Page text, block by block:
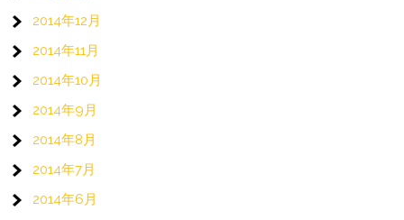
2014年12月
2014年11月
2014年10月
2014年9月
2014年8月
2014年7月
2014年6月